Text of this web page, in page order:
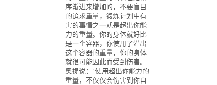
序渐进来增加的，不要盲目
的追求重量，锻炼计划中有
害的事情之一就是超出你能
力的重量。你的身体就好比
是一个容器，你使用了溢出
这个容器的重量，你的身体
就很可能因此而受到伤害。
奥提说：“使用超出你能力的
重量，不仅仅会伤害到你自